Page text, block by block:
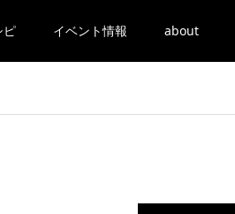
ピ イベント情報 about